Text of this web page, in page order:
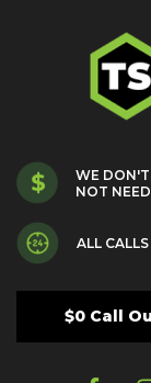
WE DON'T
NOT NEED
ALL
$0 Call